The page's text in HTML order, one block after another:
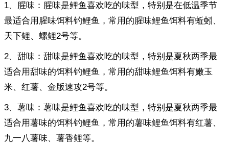
1、腥味：腥味是鲤鱼喜欢吃的味型，特别是在低温季节
最适合用腥味饵料钓鲤鱼，常用的腥味鲤鱼饵料有蚯蚓、
天下鲤、螺鲤2号等。
2、甜味：甜味是鲤鱼喜欢吃的味型，特别是夏秋两季最
适合用甜味的饵料钓鲤鱼，常用的甜味鲤鱼饵料有嫩玉
米、红薯、金版速攻2号等。
3、薯味：薯味是鲤鱼喜欢吃的味型，特别是夏秋两季最
适合用薯味的饵料钓鲤鱼，常用的薯味鲤鱼饵料有红薯、
九一八薯味、薯香鲤等。